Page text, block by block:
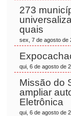
273
quais
sex, 7 de agosto de
qui, 6 de agosto de
Missão do
ampliar
Eletrônica
qui, 6 de agosto de